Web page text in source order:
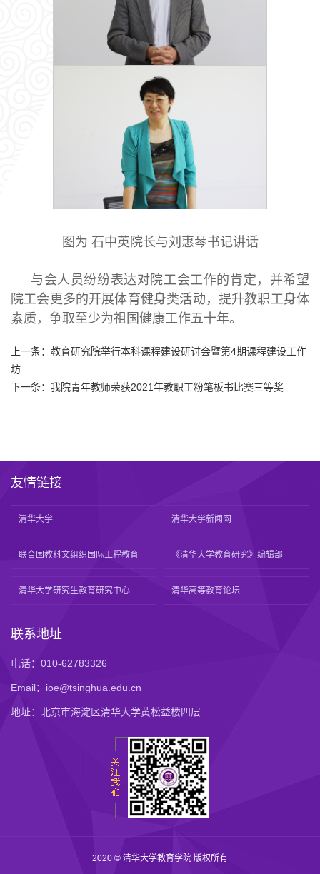
图为 石中英院长与刘惠琴书记讲话
与会人员纷纷表达对院工会工作的肯定，并希望
院工会更多的开展体育健身类活动，提升教职工身体
素质，争取至少为祖国健康工作五十年。
上一条： 教育研究院举行本科课程建设研讨会暨第4期课程建设工作
坊
下一条： 我院青年教师荣获2021年教职工粉笔板书比赛三等奖
友情链接
清华大学 清华大学新闻网
联合国教科文组织国际工程教育 《清华大学教育研究》编辑部
清华大学研究生教育研究中心 清华高等教育论坛
联系地址
电话：010-62783326
Email：ioe@tsinghua.edu.cn
地址：北京市海淀区清华大学黄松益楼四层
2020 © 清华大学教育学院 版权所有